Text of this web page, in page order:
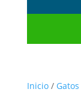
Inicio/ Gatos